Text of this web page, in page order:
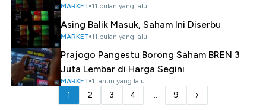
MARKET 11 bulan yang lalu
Asing Balik Masuk, Saham Ini Diserbu
MARKET 11 bulan yang lalu
Prajogo Pangestu Borong Saham BREN 3
Juta Lembar di Harga Segini
MARKET 1 tahun yang lalu
1 2 3 4 ... 9